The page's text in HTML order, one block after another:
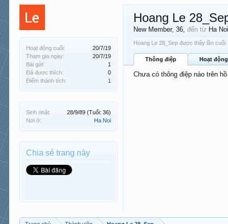
Hoạt động cuối:
20/7/19
Tham gia ngày:
20/7/19
Bài gửi:
1
Đã được thích:
0
Điểm thành tích:
1
Sinh nhật: 28/9/89 (Tuổi: 36)
Nơi ở:
Ha Noi
Chia sẻ trang này
Hoang Le
New Member, 36,đến từ Ha Noi
Hoang Le 28_Sep được thấy lần cuối:
Thông điệp Hoạt
Chưa có thông điệp nào trên